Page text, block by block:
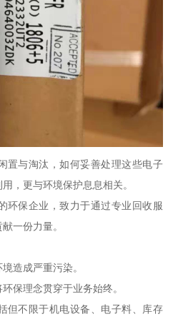
置与淘汰，如何妥善处理这些电子
，更与环境保护息息相关。
环保企业，致力于通过专业回收服
一份力量。
造成严重污染。
保理念贯穿于业务始终。
但不限于机电设备、电子料、库存